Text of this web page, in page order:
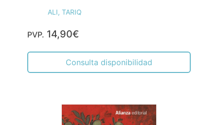
ALI, TARIQ
PVP. 14,90€
Consulta disponibilidad